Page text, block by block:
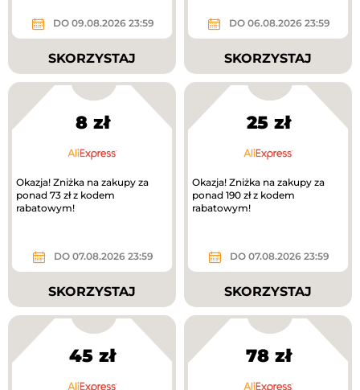
DO 09.08.2026 23:59
SKORZYSTAJ
DO 06.08.2026 23:59
SKORZYSTAJ
8 zł
Okazja! Zniżka na zakupy za
ponad 73 zł z kodem
rabatowym!
DO 07.08.2026 23:59
SKORZYSTAJ
25 zł
Okazja! Zniżka na zakupy za
ponad 190 zł z kodem
rabatowym!
DO 07.08.2026 23:59
SKORZYSTAJ
45 zł 78 zł